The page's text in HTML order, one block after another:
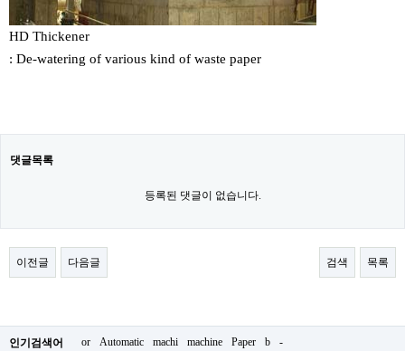
HD Thickener
: De-watering of various kind of waste paper
댓글목록
등록된 댓글이 없습니다.
이전글 다음글 검색 목록
인기검색어 or Automatic machi machine Paper b -